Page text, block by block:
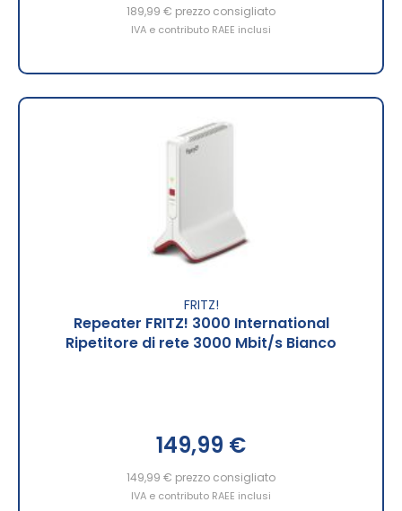
189,99 € prezzo consigliato
IVA e contributo RAEE inclusi
FRITZ!
Repeater FRITZ! 3000 International
Ripetitore di rete 3000 Mbit/s Bianco
149,99 €
149,99 € prezzo consigliato
IVA e contributo RAEE inclusi